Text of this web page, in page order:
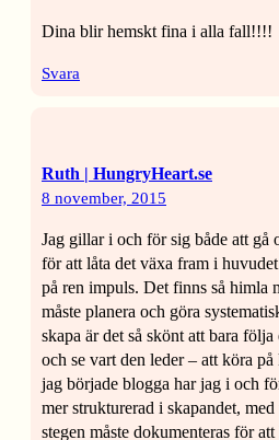
Dina blir hemskt fina i alla fall!!!!
Svara
Ruth | HungryHeart.se
8 november, 2015
Jag gillar i och för sig både att gå
för att låta det växa fram i
på ren impuls. Det finns så himla
måste planera och göra
skapa är det så skönt att bara
och se vart den leder – att köra
jag började blogga har jag i och
mer strukturerad i skapandet,
stegen måste dokumenteras för